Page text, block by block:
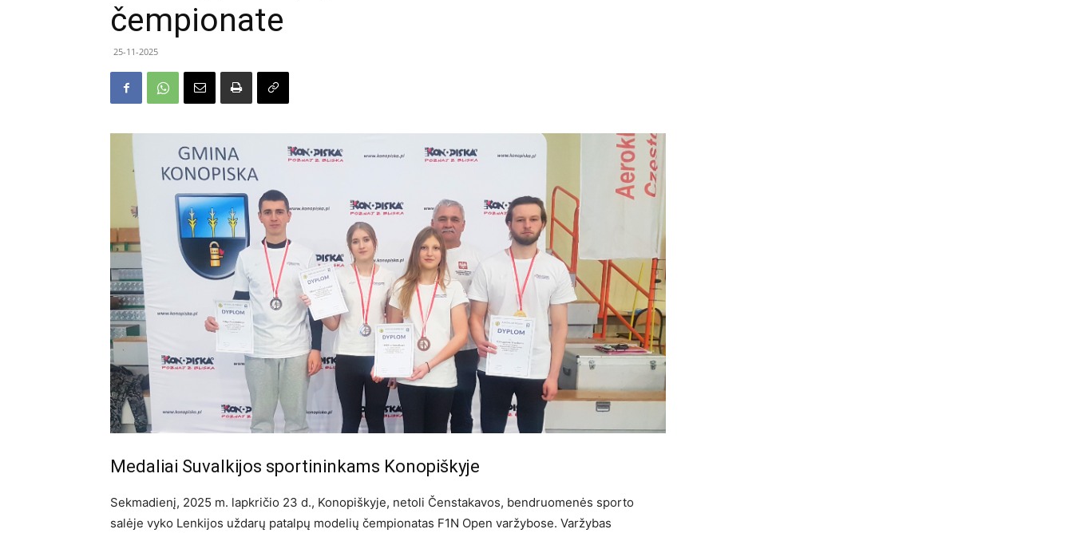
čempionate
25-11-2025
Medaliai Suvalkijos sportininkams Konopiškyje
Sekmadienį, 2025 m. lapkričio 23 d., Konopiškyje, netoli Čenstakavos, bendruomenės sporto
salėje vyko Lenkijos uždarų patalpų modelių čempionatas F1N Open varžybose. Varžybas